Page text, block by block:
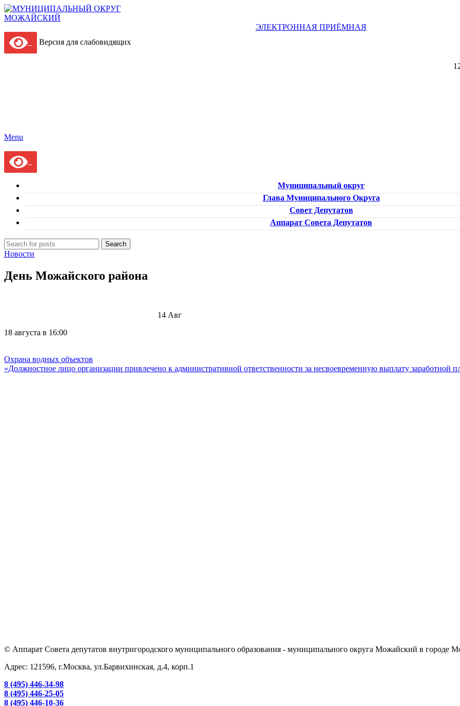
ЭЛЕКТРОННАЯ ПРИЁМНАЯ
Версия для слабовидящих
Menu
Муниципальный округ
Глава Муниципального Округа
Совет Депутатов
Аппарат Совета Депутатов
Search
Новости
День Можайского района
14 Авг
18 августа в 16:00
Охрана водных объектов
«Должностное лицо организации привлечено к административной ответственности за несвоевременную выплату заработной
© Аппарат Совета депутатов внутригородского муниципального образования - муниципального округа Можайский в городе
Адрес: 121596, г.Москва, ул.Барвихинская, д.4, корп.1
8 (495) 446-34-98
8 (495) 446-25-05
8 (495) 446-10-36